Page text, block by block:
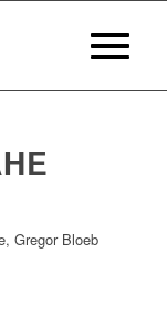
Gregor Bloeb